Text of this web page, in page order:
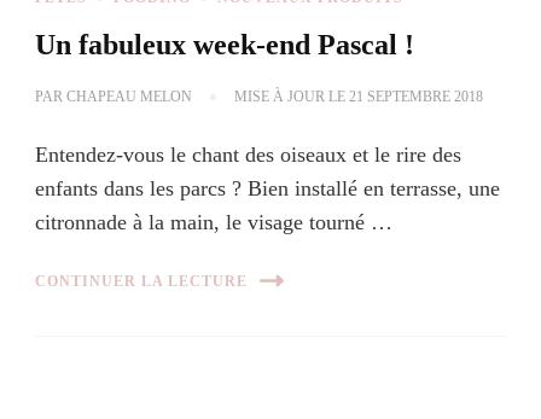
Un fabuleux week-end Pascal !
PAR CHAPEAU MELON MISE À JOUR LE 21 SEPTEMBRE 2018
Entendez-vous le chant des oiseaux et le rire des
enfants dans les parcs ? Bien installé en terrasse, une
citronnade à la main, le visage tourné …
CONTINUER LA LECTURE